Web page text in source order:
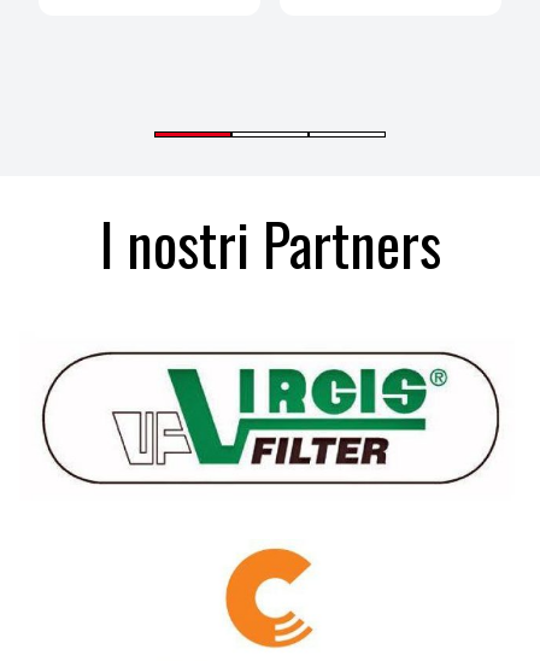
I nostri Partners